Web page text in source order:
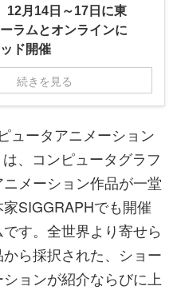
12月14日～17日に東
ラムとオンラインに
ド開催
続きを見る
ュータアニメーション
、コンピュータグラフ
メーション作品が一堂
SIGGRAPHでも開催
す。全世界より寄せら
ら採択された、ショー
ョンが紹介ならびに上